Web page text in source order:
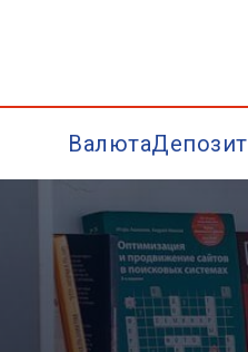
Валюта